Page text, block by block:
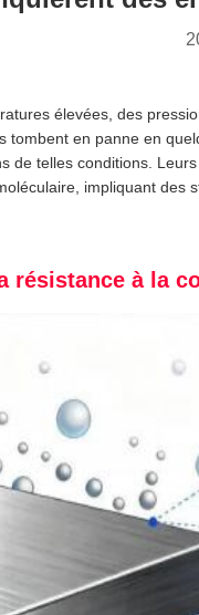
élevées, des
tombent en panne en
de telles conditions.
impliquant
résistance à la